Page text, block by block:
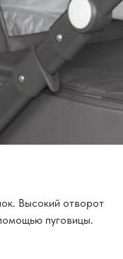
Высокий отворот
пуговицы.